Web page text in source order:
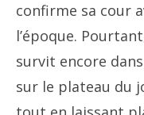
confirme sa cour
l’époque.
survit encore
sur le plateau du